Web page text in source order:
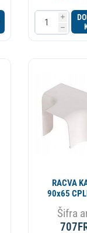
i
h
RACVA
90x65
Šifra